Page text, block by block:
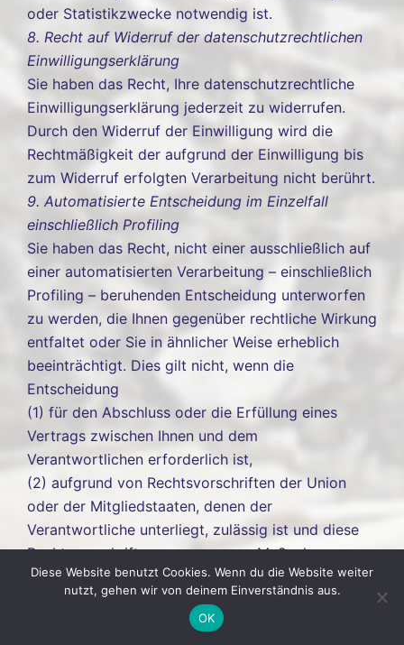
oder Statistikzwecke notwendig ist.
8. Recht auf Widerruf der datenschutzrechtlichen
Einwilligungserklärung
Sie haben das Recht, Ihre datenschutzrechtliche
Einwilligungserklärung jederzeit zu widerrufen.
Durch den Widerruf der Einwilligung wird die
Rechtmäßigkeit der aufgrund der Einwilligung bis
zum Widerruf erfolgten Verarbeitung nicht berührt.
9. Automatisierte Entscheidung im Einzelfall
einschließlich Profiling
Sie haben das Recht, nicht einer ausschließlich auf
einer automatisierten Verarbeitung – einschließlich
Profiling – beruhenden Entscheidung unterworfen
zu werden, die Ihnen gegenüber rechtliche Wirkung
entfaltet oder Sie in ähnlicher Weise erheblich
beeinträchtigt. Dies gilt nicht, wenn die
Entscheidung
(1) für den Abschluss oder die Erfüllung eines
Vertrags zwischen Ihnen und dem
Verantwortlichen erforderlich ist,
(2) aufgrund von Rechtsvorschriften der Union
oder der Mitgliedstaaten, denen der
Verantwortliche unterliegt, zulässig ist und diese
Rechtsvorschriften angemessene Maßnahmen zur
Wahrung Ihrer Rechte und Freiheiten sowie Ihrer
berechtigten Interessen enthalten oder
(3) mit Ihrer ausdrücklichen Einwilligung erfolgt.
Diese Website benutzt Cookies. Wenn du die Website weiter
nutzt, gehen wir von deinem Einverständnis aus.
OK